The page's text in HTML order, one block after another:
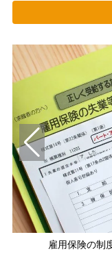
雇用保険の制